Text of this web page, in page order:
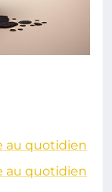
au quotidien
au quotidien